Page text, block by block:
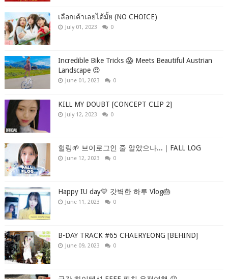
เลือกเค้าเลยได้มั้ย (NO CHOICE)
July 01, 2023 0
Incredible Bike Tricks 😱 Meets Beautiful Austrian
Landscape 😍
June 01, 2023 0
KILL MY DOUBT [CONCEPT CLIP 2]
July 12, 2023 0
힐링🌱 브이로그인 줄 알았으나...｜FALL LOG
June 12, 2023 0
Happy IU day💛 갓벽한 하루 Vlog🎂
June 11, 2023 0
B-DAY TRACK #65 CHAERYEONG [BEHIND]
June 09, 2023 0